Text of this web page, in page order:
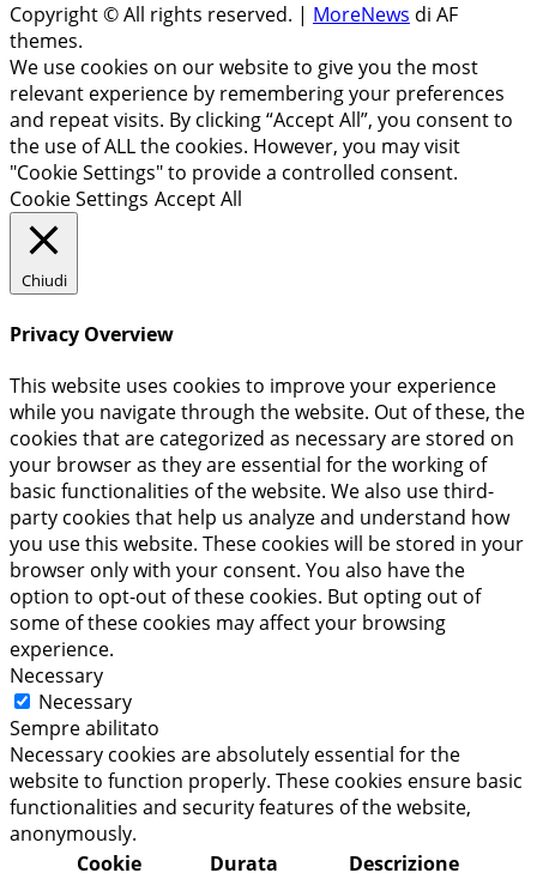
Copyright © All rights reserved. | MoreNews di AF
themes.
We use cookies on our website to give you the most
relevant experience by remembering your preferences
and repeat visits. By clicking “Accept All”, you consent to
the use of ALL the cookies. However, you may visit
"Cookie Settings" to provide a controlled consent.
Cookie Settings Accept All
Chiudi
Privacy Overview
This website uses cookies to improve your experience
while you navigate through the website. Out of these, the
cookies that are categorized as necessary are stored on
your browser as they are essential for the working of
basic functionalities of the website. We also use third-
party cookies that help us analyze and understand how
you use this website. These cookies will be stored in your
browser only with your consent. You also have the
option to opt-out of these cookies. But opting out of
some of these cookies may affect your browsing
experience.
Necessary
Necessary
Sempre abilitato
Necessary cookies are absolutely essential for the
website to function properly. These cookies ensure basic
functionalities and security features of the website,
anonymously.
Cookie
Durata Descrizione